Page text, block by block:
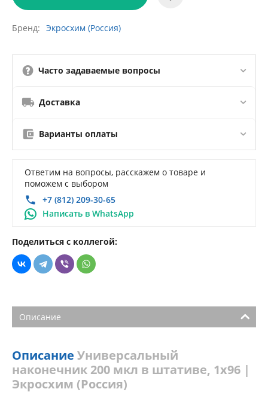
Бренд Экросхим (Россия)
Часто задаваемые вопросы
Доставка
Варианты оплаты
Ответим на вопросы, расскажем о товаре и
поможем с выбором
+7 (812) 209-30-65
Написать в WhatsApp
Поделиться с коллегой:
Описание
Описание Универсальный
наконечник 200 мкл в штативе, 1х96 |
Экросхим (Россия)